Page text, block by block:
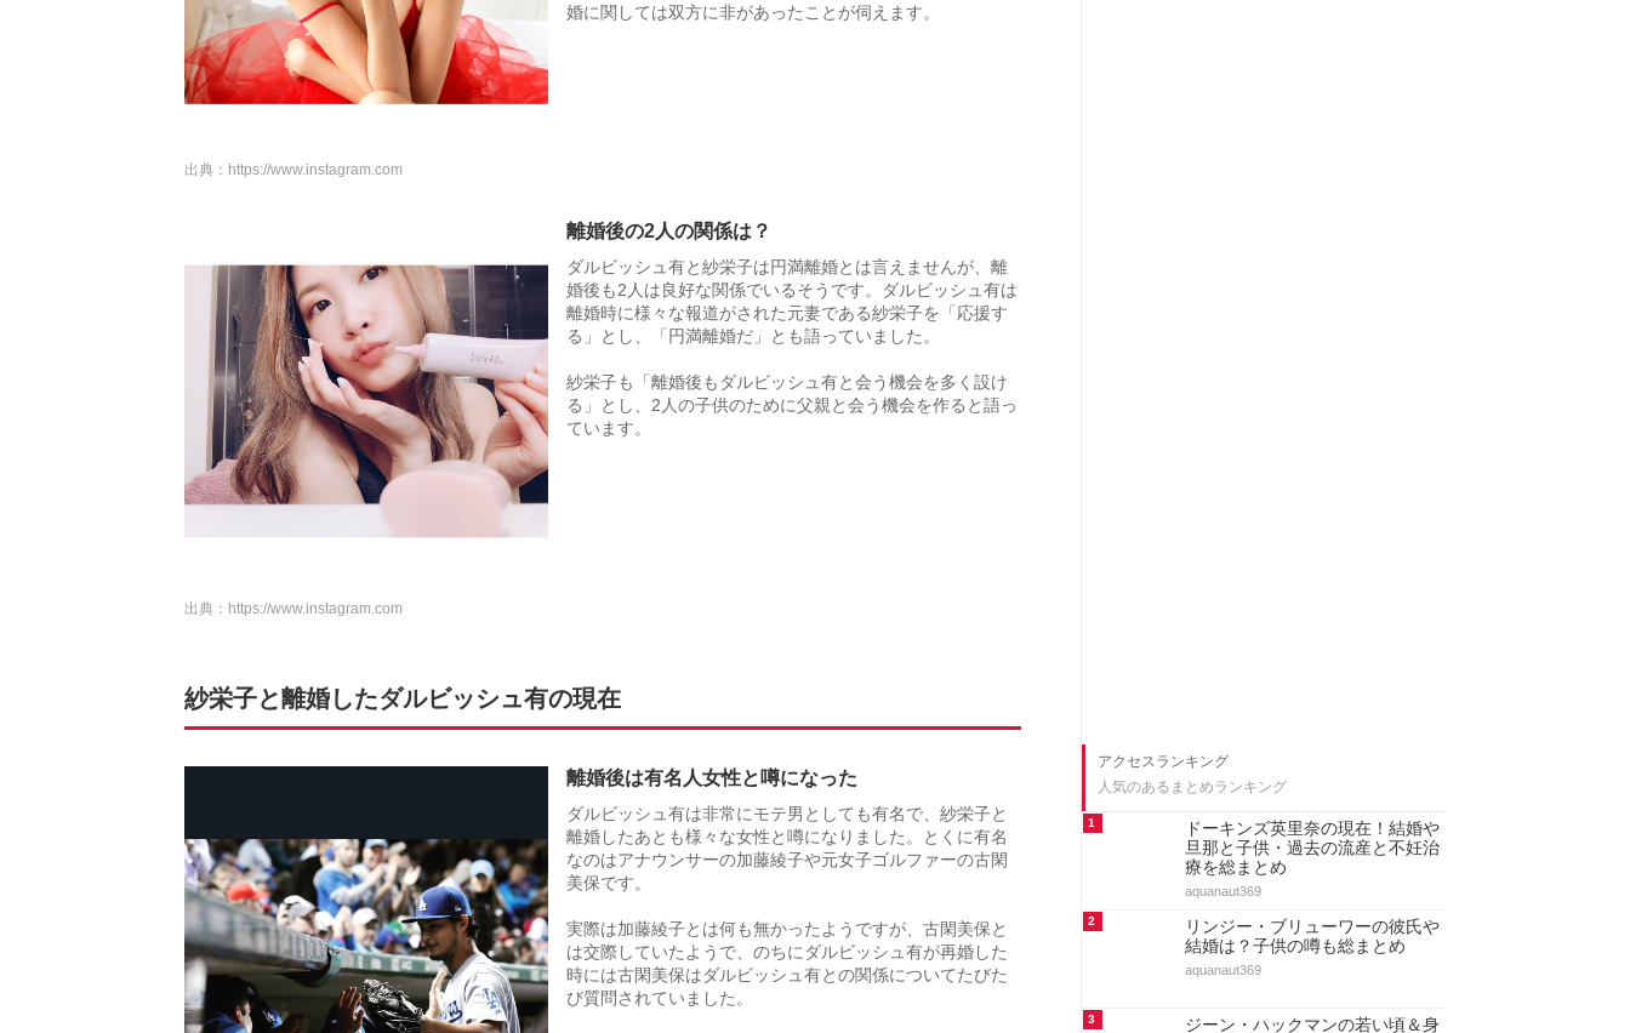
婚に関しては双方に非があったことが伺えます。
出典： https://www.instagram.com
離婚後の2人の関係は？
ダルビッシュ有と紗栄子は円満離婚とは言えませんが、離
婚後も2人は良好な関係でいるそうです。ダルビッシュ有は
離婚時に様々な報道がされた元妻である紗栄子を「応援す
る」とし、「円満離婚だ」とも語っていました。
紗栄子も「離婚後もダルビッシュ有と会う機会を多く設け
る」とし、2人の子供のために父親と会う機会を作ると語っ
ています。
出典： https://www.instagram.com
紗栄子と離婚したダルビッシュ有の現在
離婚後は有名人女性と噂になった
ダルビッシュ有は非常にモテ男としても有名で、紗栄子と
離婚したあとも様々な女性と噂になりました。とくに有名
なのはアナウンサーの加藤綾子や元女子ゴルファーの古閑
美保です。
実際は加藤綾子とは何も無かったようですが、古閑美保と
は交際していたようで、のちにダルビッシュ有が再婚した
時には古閑美保はダルビッシュ有との関係についてたびた
び質問されていました。
アクセスランキング
人気のあるまとめランキング
1
ドーキンズ英里奈の現在！結婚や
旦那と子供・過去の流産と不妊治
療を総まとめ
aquanaut369
2
リンジー・ブリューワーの彼氏や
結婚は？子供の噂も総まとめ
aquanaut369
3
ジーン・ハックマンの若い頃＆身